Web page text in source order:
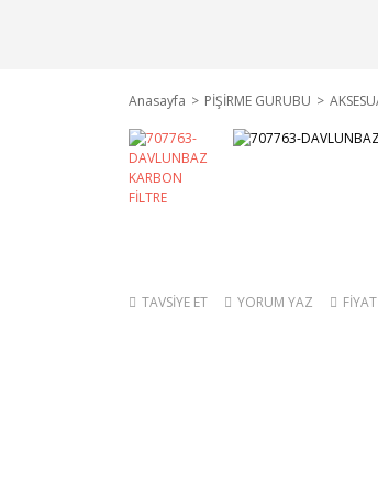
Anasayfa PİŞİRME GURUBU
TAVSİYE ET YORUM YAZ